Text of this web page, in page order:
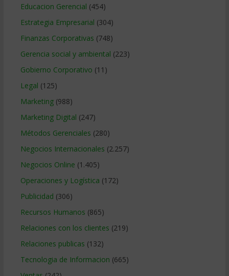
Educacion Gerencial (454)
Estrategia Empresarial (304)
Finanzas Corporativas (748)
Gerencia social y ambiental (223)
Gobierno Corporativo (11)
Legal (125)
Marketing(988)
Marketing Digital (247)
Métodos Gerenciales (280)
Negocios Internacionales (2.257)
Negocios Online (1.405)
Operaciones y Logística (172)
Publicidad (306)
Recursos Humanos (865)
Relaciones con los clientes (219)
Relaciones publicas (132)
Tecnologia de Informacion (665)